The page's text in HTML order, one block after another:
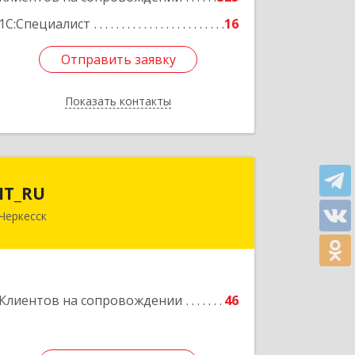
1С:Специалист
16
Отправить заявку
Показать контакты
Отправить заявку
Назад
IT_RU
Клиентов на сопровождении 46